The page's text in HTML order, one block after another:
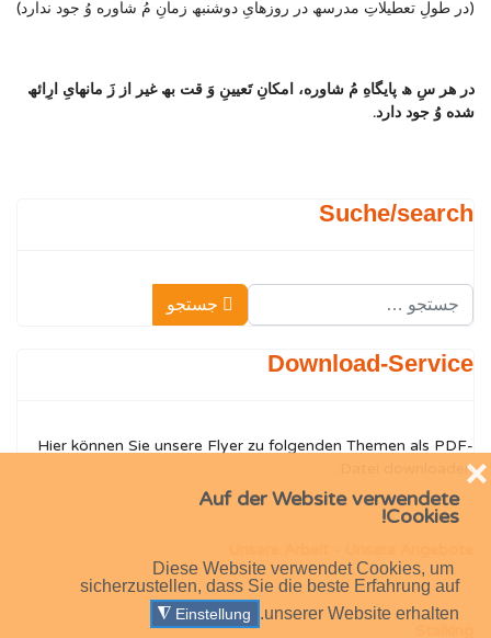
Auf der Website verwendete
Cookies!
Diese Website verwendet Cookies, um
sicherzustellen, dass Sie die beste Erfahrung auf
unserer Website erhalten.
Einstellung
◮
❌
(در طولِ تعطیلاتِ مدرسھ در روزھایِ دوشنبھ زمانِ مُ شاوره وُ جود ندارد)
در ھر سِ ھ پایگاهِ مُ شاوره، امکانِ تَعیینِ وَ قت بھ غیر از زَ مانھایِ ارِائھ
شده وُ جود دارد.
Suche/search
جستجو
جستجو
Download-Service
Hier können Sie unsere Flyer zu folgenden Themen als PDF-
Datei downloaden: